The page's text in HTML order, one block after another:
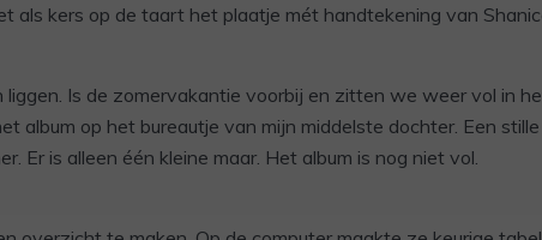
als kers op de taart het plaatje mét handtekening van
liggen. Is de zomervakantie voorbij en zitten we weer vol in
album op het bureautje van mijn middelste dochter. Een stille
Er is alleen één kleine maar. Het album is nog niet vol.